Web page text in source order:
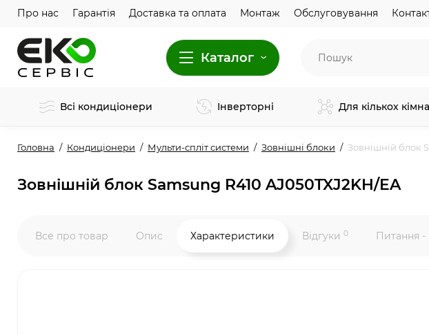
Про нас Гарантія Доставка та оплата Монтаж Обслуговування
Каталог
Всі кондиціонери Інверторні Для кількох
Головна Кондиціонери Мульти-спліт системи Зовнішні блоки Зовнішній блок
Зовнішній блок Samsung R410 AJ050TXJ2KH/EA
Все про товар Опис Характеристики Відгуки 0 Питання -